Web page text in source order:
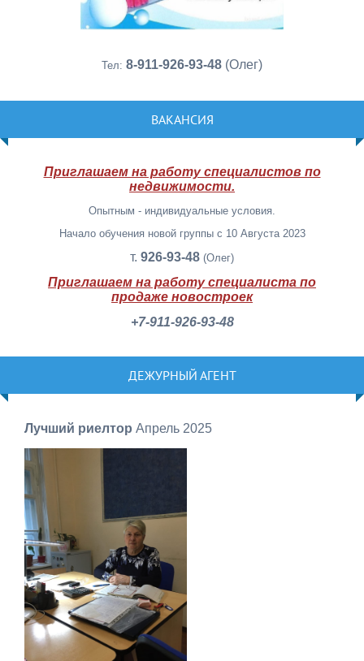
Тел: 8-911-926-93-48 (Олег)
ВАКАНСИЯ
Приглашаем на работу специалистов по
недвижимости.
Опытным - индивидуальные условия.
Начало обучения новой группы с 10 Августа 2023
т. 926-93-48 (Олег)
Приглашаем на работу специалиста по
продаже новостроек
+7-911-926-93-48
ДЕЖУРНЫЙ АГЕНТ
Лучший риелтор Апрель 2025